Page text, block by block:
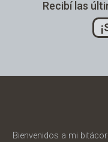
Recibí las
Bienvenidos a mi